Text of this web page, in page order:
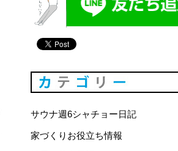
サウナ週6シャチョー日記
家づくりお役立ち情報